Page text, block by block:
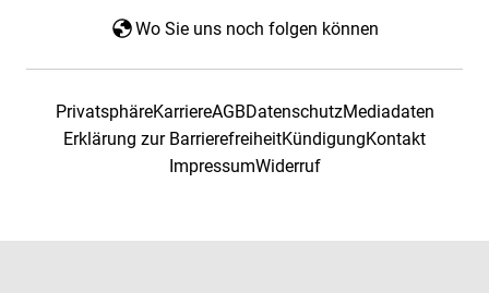
Wo Sie uns noch folgen können
PrivatsphäreKarriereAGBDatenschutzMediadaten
Erklärung zur BarrierefreiheitKündigungKontakt
ImpressumWiderruf